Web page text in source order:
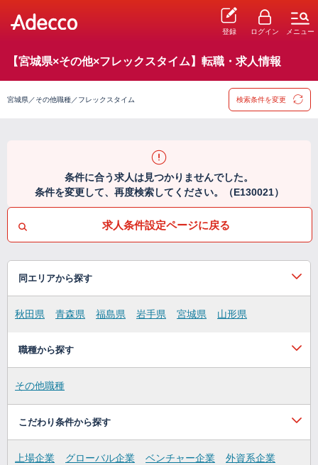
登録 ログイン メニュー
【宮城県×その他×フレックスタイム】転職・求人情報
宮城県／その他職種／フレックスタイム 検索条件を変更
条件に合う求人は見つかりませんでした。
条件を変更して、再度検索してください。（E130021）
求人条件設定ページに戻る
同エリアから探す
秋田県 青森県 福島県 岩手県 宮城県 山形県
職種から探す
その他職種
こだわり条件から探す
上場企業 グローバル企業 ベンチャー企業
外資系企業